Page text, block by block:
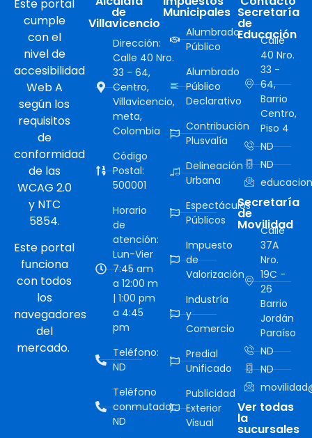
Este portal
cumple
con el
nivel de
accesibilidad
Web A
según los
requisitos
de
conformidad
de las
WCAG 2.0
y NTC
5854.
Este portal
funciona
con todos
los
navegadores
del
mercado.
de
Villavicencio
Dirección:
Calle 40 Nro.
33 - 64,
Centro,
Villavicencio,
meta,
Colombia
Código
Postal:
500001
Horario
de
atención:
Lun-Vier
7:45 am
a 12:00 m
| 1:00 pm
a 4:45
pm
Teléfono:
ND
Teléfono
conmutador:
ND
Municipales
Alumbrado
Público
Alumbrado
Público
Declarativo
Contribución
Plusvalía
Delineación
Urbana
Espectáculos
Públicos
Impuesto
de
Valorización
Industría
y
Comercio
Predial
Unificado
Publicidad
Exterior
Visual
Secretaría
de
Educación
Calle
40 Nro.
33 -
64,
Barrio
Centro,
Piso 4
ND
ND
Secretaría
de
Movilidad
Calle
37A
Nro.
19C -
26
Barrio
Jordán
Paraíso
ND
ND
Ver todas
la
sucursales